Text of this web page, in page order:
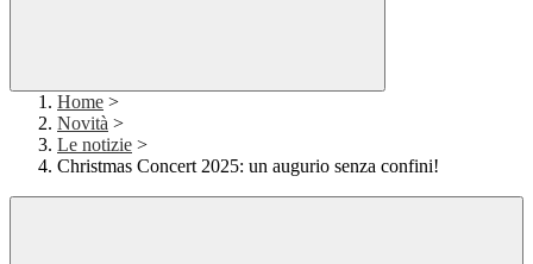
Home >
Novità >
Le notizie >
Christmas Concert 2025: un augurio senza confini!